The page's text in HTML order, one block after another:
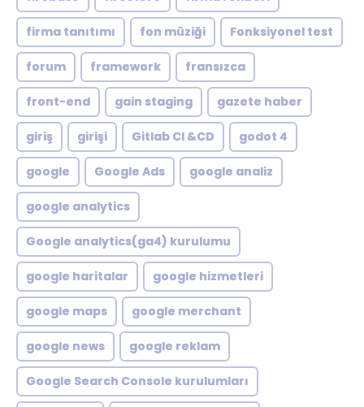
firma tanıtımı fon müziği Fonksiyonel test
forum framework fransızca
front-end gain staging gazete haber
giriş girişi Gitlab CI &CD godot 4
google Google Ads google analiz
google analytics
Google analytics(ga4) kurulumu
google haritalar google hizmetleri
google maps google merchant
google news google reklam
Google Search Console kurulumları